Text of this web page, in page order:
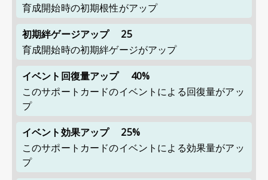
育成開始時の初期根性がアップ
初期絆ゲージアップ
25
育成開始時の初期絆ゲージがアップ
イベント回復量アップ
40%
このサポートカードのイベントによる回復量がアッ
プ
イベント効果アップ
25%
このサポートカードのイベントによる効果量がアッ
プ